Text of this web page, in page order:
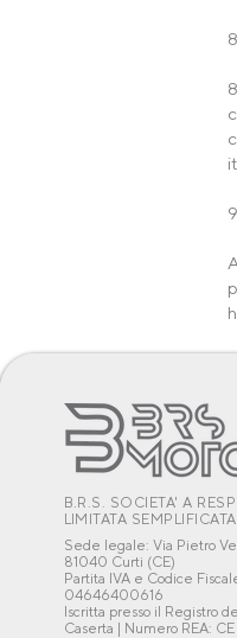
B.R.S. SOCIETA' A
LIMITATA SEMPLIFICATA
Sede legale: Via Pietro
81040 Curti (CE)
Partita IVA e Codice
04646400616
Iscritta presso il Registro
Caserta | Numero REA: